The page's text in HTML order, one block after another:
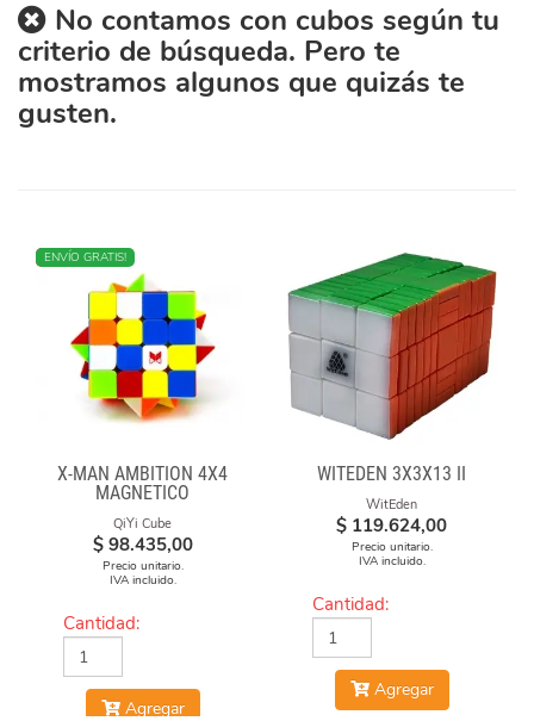
No contamos con cubos según tu
criterio de búsqueda. Pero te
mostramos algunos que quizás te
gusten.
NUEVO
ENVÍO GRATIS!
X-MAN AMBITION 4X4
MAGNETICO
QiYi Cube
$ 98.435,00
Precio unitario.
IVA incluido.
Cantidad:
Agregar
WITEDEN 3X3X13 II
WitEden
$ 119.624,00
Precio unitario.
IVA incluido.
Cantidad:
Agregar